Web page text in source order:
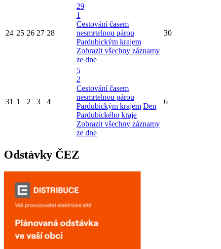
24 25 26 27 28
29
1
Cestování časem
nesmrtelnou párou
Pardubickým krajem
Zobrazit všechny záznamy
ze dne
30
31 1 2 3 4
5
2
Cestování časem
nesmrtelnou párou
Pardubickým krajem Den
Pardubického kraje
Zobrazit všechny záznamy
ze dne
6
Odstávky ČEZ